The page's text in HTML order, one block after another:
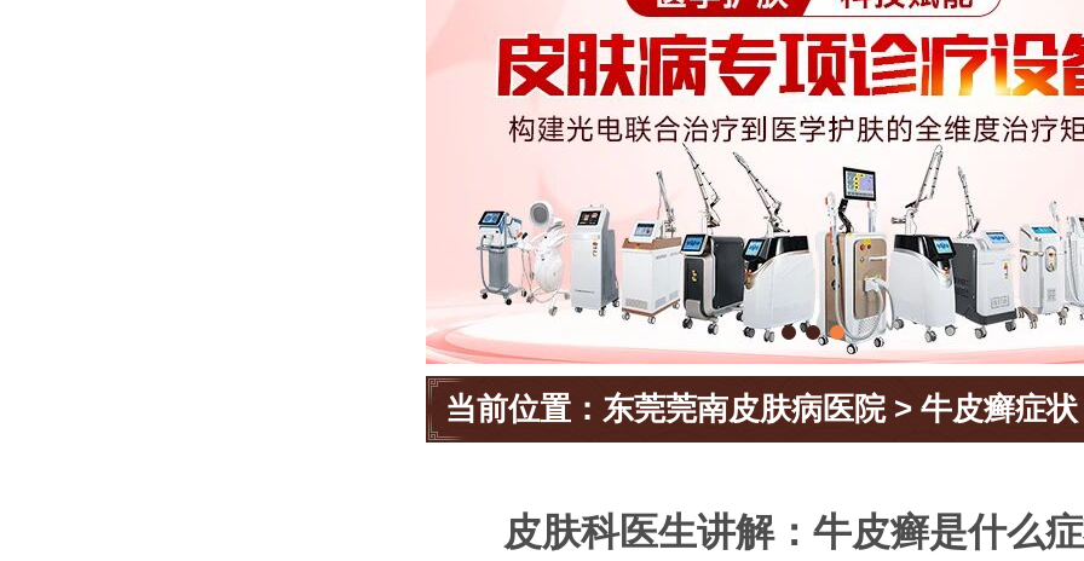
当前位置： 东莞莞南皮肤病医院> 牛皮癣症状
皮肤科医生讲解：牛皮癣是什么